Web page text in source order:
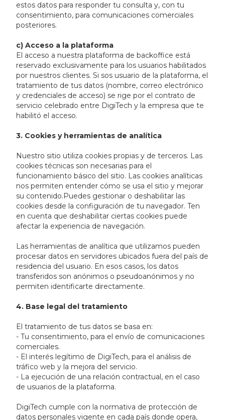
estos datos para responder tu consulta y, con tu
consentimiento, para comunicaciones comerciales
posteriores.
c) Acceso a la plataforma
El acceso a nuestra plataforma de backoffice está
reservado exclusivamente para los usuarios habilitados
por nuestros clientes. Si sos usuario de la plataforma, el
tratamiento de tus datos (nombre, correo electrónico
y credenciales de acceso) se rige por el contrato de
servicio celebrado entre DigiTech y la empresa que te
habilitó el acceso.
3. Cookies y herramientas de analítica
Nuestro sitio utiliza cookies propias y de terceros. Las
cookies técnicas son necesarias para el
funcionamiento básico del sitio. Las cookies analíticas
nos permiten entender cómo se usa el sitio y mejorar
su contenido.Puedes gestionar o deshabilitar las
cookies desde la configuración de tu navegador. Ten
en cuenta que deshabilitar ciertas cookies puede
afectar la experiencia de navegación.
Las herramientas de analítica que utilizamos pueden
procesar datos en servidores ubicados fuera del país de
residencia del usuario. En esos casos, los datos
transferidos son anónimos o pseudoanónimos y no
permiten identificarte directamente.
4. Base legal del tratamiento
El tratamiento de tus datos se basa en:
- Tu consentimiento, para el envío de comunicaciones
comerciales.
- El interés legítimo de DigiTech, para el análisis de
tráfico web y la mejora del servicio.
- La ejecución de una relación contractual, en el caso
de usuarios de la plataforma.
DigiTech cumple con la normativa de protección de
datos personales vigente en cada país donde opera,